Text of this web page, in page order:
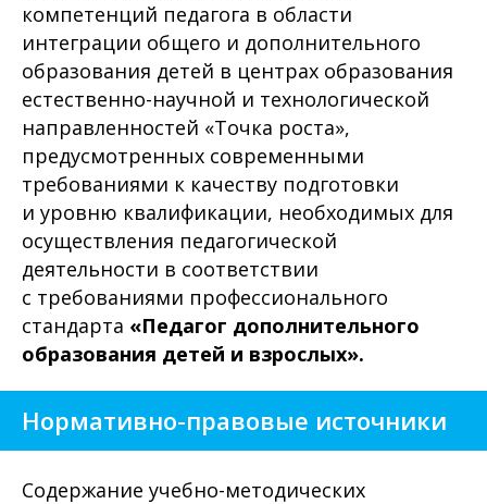
компетенций педагога в области
интеграции общего и дополнительного
образования детей в центрах образования
естественно-научной и технологической
направленностей «Точка роста»,
предусмотренных современными
требованиями к качеству подготовки
и уровню квалификации, необходимых для
осуществления педагогической
деятельности в соответствии
с требованиями профессионального
стандарта «Педагог дополнительного
образования детей и взрослых».
Нормативно-правовые источники
Содержание учебно-методических